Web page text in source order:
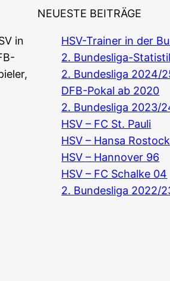
in
NEUESTE BEITRÄGE
HSV-Trainer in der
2. Bundesliga-
2. Bundesliga 2024/
DFB-Pokal ab 2020
2. Bundesliga 2023/
HSV – FC St. Pauli
HSV – Hansa Rostock
HSV – Hannover 96
HSV – FC Schalke 04
2. Bundesliga 2022/